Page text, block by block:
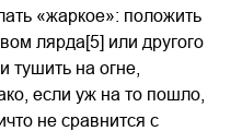
«жаркое»: положить
лярда[5] или другого
тушить на огне,
если уж на то пошло,
не сравнится с